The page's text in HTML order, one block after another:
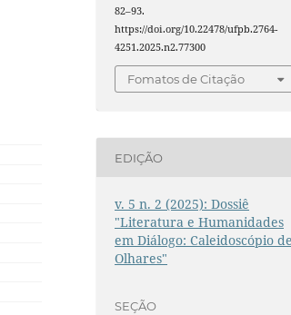
82–93.
https://doi.org/10.22478/ufpb.2764-
4251.2025.n2.77300
Fomatos de Citação
EDIÇÃO
v. 5 n. 2 (2025): Dossiê
"Literatura e Humanidades
em Diálogo: Caleidoscópio
Olhares"
SEÇÃO